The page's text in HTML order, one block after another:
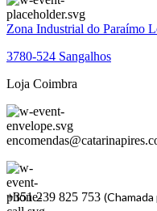
Zona Industrial do Paraímo
3780-524 Sangalhos
Loja Coimbra
+351 239 825 753